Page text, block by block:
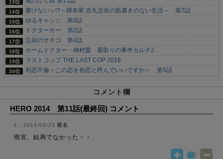
書けないッ!?～脚本家 吉丸圭佑の筋書きのない生活～ 第7話
ゆるキャン△ 第9話
ドクターカー 第2話
忘却のサチコ 第4話
ホームドクター・神村愛 看取りの事件カルテ2
ラストコップ THE LAST COP 2016
初恋不倫～この恋を初恋と呼んでいいですか～ 第5話
コメント欄
HERO 2014 第11話(最終回) コメント
2014/09/23 匿名
雨宮、結局でなかった・・